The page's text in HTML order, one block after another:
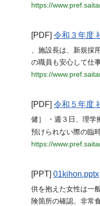
https://
[PDF] 令和３年度
、施設長は、新規採
の職員も安心して仕
https://
[PDF] 令和５年度
健］ ・週３日、理学
預けられない際の臨
https://
[PPT] 01kihon.pptx
供を抱えた女性は一
険箇所の確認、非常